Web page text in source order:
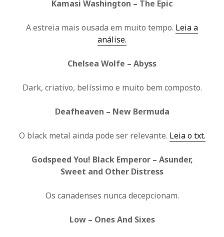
Kamasi Washington – The Epic
A estreia mais ousada em muito tempo. Leia a
análise.
Chelsea Wolfe – Abyss
Dark, criativo, belíssimo e muito bem composto.
Deafheaven – New Bermuda
O black metal ainda pode ser relevante. Leia o txt.
Godspeed You! Black Emperor – Asunder,
Sweet and Other Distress
Os canadenses nunca decepcionam.
Low – Ones And Sixes